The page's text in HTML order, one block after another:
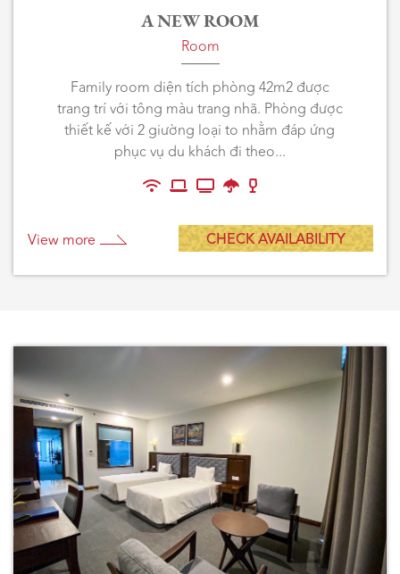
A NEW ROOM
Room
Family room diện tích phòng 42m2 được
trang trí với tông màu trang nhã. Phòng được
thiết kế với 2 giường loại to nhằm đáp ứng
phục vụ du khách đi theo...
View more CHECK AVAILABILITY